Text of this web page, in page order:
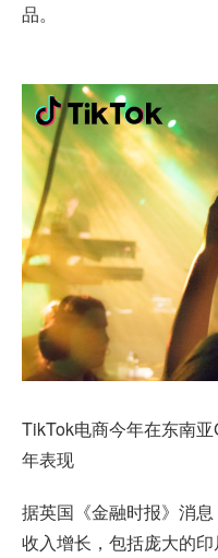
品。
TikTok电商今年在东南
年表现
据英国《金融时报》消
收入增长，包括庞大的